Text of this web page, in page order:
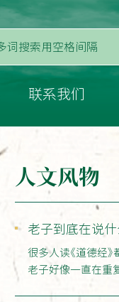
联系我们
人文风物
老子到底在说什
很多人读《道德经
老子好像一直在重